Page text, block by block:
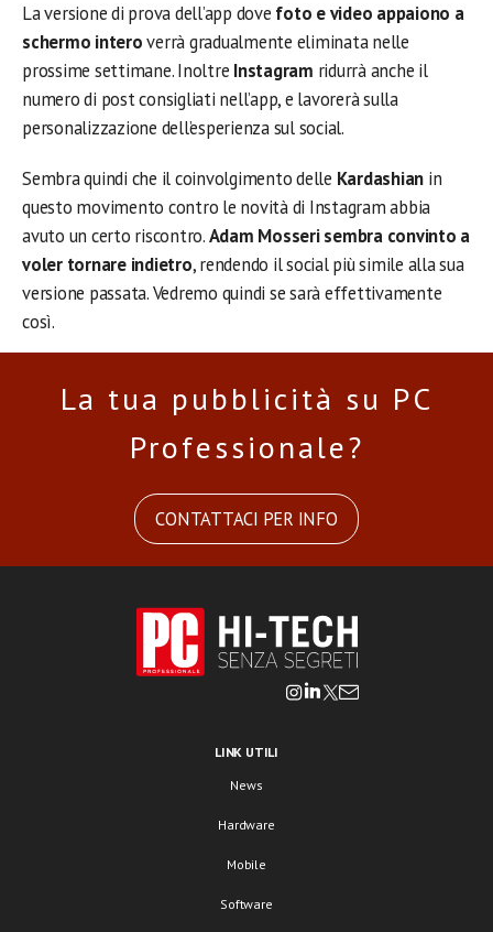
La versione di prova dell’app dove foto e video appaiono a
schermo interoverrà gradualmente eliminata nelle
prossime settimane. Inoltre Instagram ridurrà anche il
numero di post consigliati nell’app, e lavorerà sulla
personalizzazione dell’esperienza sul social.
Sembra quindi che il coinvolgimento delle Kardashian in
questo movimento contro le novità di Instagram abbia
avuto un certo riscontro.Adam Mosseri sembra convinto a
voler tornare indietro, rendendo il social più simile alla sua
versione passata. Vedremo quindi se sarà effettivamente
così.
La tua pubblicità su PC
Professionale?
CONTATTACI PER INFO
LINK UTILI
News
Hardware
Mobile
Software